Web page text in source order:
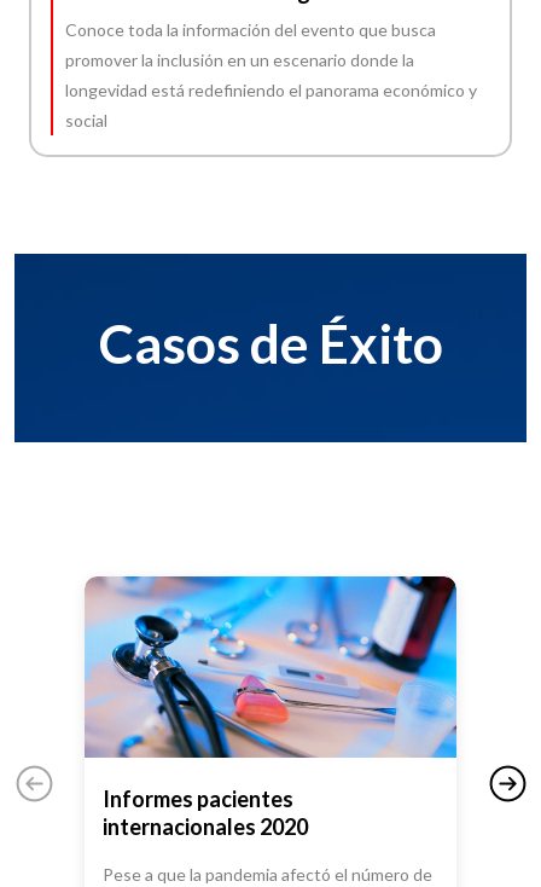
Conoce toda la información del evento que busca
promover la inclusión en un escenario donde la
longevidad está redefiniendo el panorama económico y
social
Casos de Éxito
Informes pacientes
internacionales 2020
Pese a que la pandemia afectó el número de